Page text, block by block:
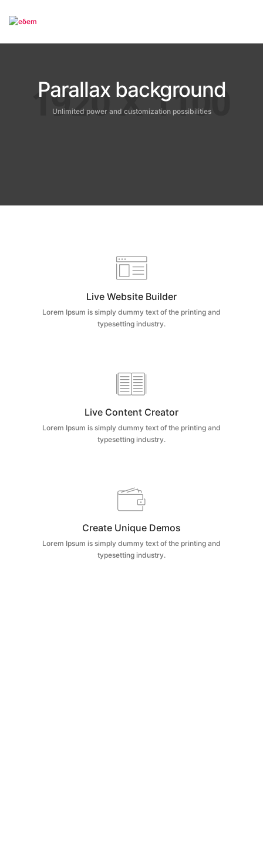
Parallax background
Unlimited power and customization possibilities
Live Website Builder
Lorem Ipsum is simply dummy text of the printing and
typesetting industry.
Live Content Creator
Lorem Ipsum is simply dummy text of the printing and
typesetting industry.
Create Unique Demos
Lorem Ipsum is simply dummy text of the printing and
typesetting industry.